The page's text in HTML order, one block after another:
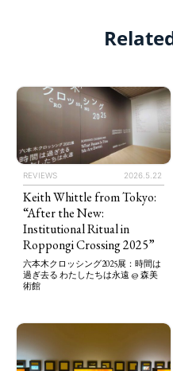
REVIEWS 2026.5.22
Keith Whittle from Tokyo:
“After the New:
Institutional Ritual in
Roppongi Crossing 2025”
六本木クロッシング2025展：時間は
過ぎ去る わたしたちは永遠 @ 森美
術館